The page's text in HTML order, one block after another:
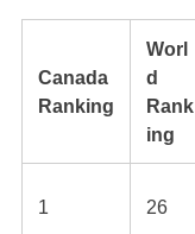
Canada
Ranking
Worl
d
Rank
ing
1 26